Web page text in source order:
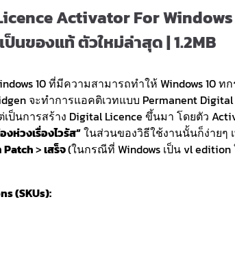
Activator For Windows
นของแท้ ตัวใหม่ล่าสุด | 1.2MB
10 ที่มีความสามารถทำให้ Windows 10
จะทำการแอคติเวทแบบ Permanent
ป็นการสร้าง Digital Licence ขึ้นมา โดยตัว
งห่วงเรื่องไวรัส”ในส่วนของวิธีใช้งานนั้นก็ง่ายๆ
Patch>เสร็จ(ในกรณีที่ Windows เป็น vl edition
(SKUs):